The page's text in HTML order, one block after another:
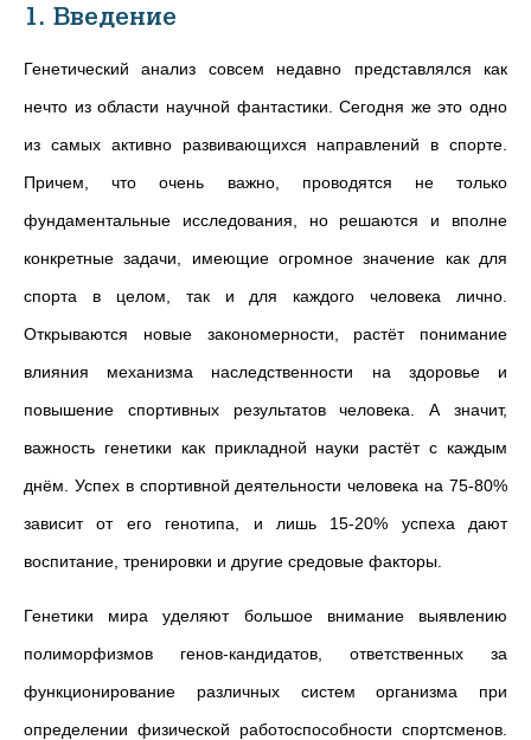
1. Введение
Генетический анализ совсем недавно представлялся как
нечто из области научной фантастики. Сегодня же это одно
из самых активно развивающихся направлений в спорте.
Причем, что очень важно, проводятся не только
фундаментальные исследования, но решаются и вполне
конкретные задачи, имеющие огромное значение как для
спорта в целом, так и для каждого человека лично.
Открываются новые закономерности, растёт понимание
влияния механизма наследственности на здоровье и
повышение спортивных результатов человека. А значит,
важность генетики как прикладной науки растёт с каждым
днём. Успех в спортивной деятельности человека на 75-80%
зависит от его генотипа, и лишь 15-20% успеха дают
воспитание, тренировки и другие средовые факторы.
Генетики мира уделяют большое внимание выявлению
полиморфизмов генов-кандидатов, ответственных за
функционирование различных систем организма при
определении физической работоспособности спортсменов.